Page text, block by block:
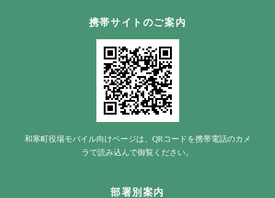
携帯サイトのご案内
和寒町役場モバイル向けページは、QRコードを携帯電話のカメ
ラで読み込んで御覧ください。
部署別案内